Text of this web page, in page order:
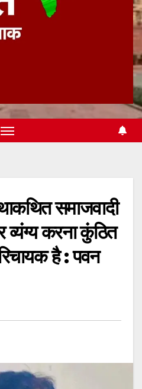
समाजवादी
व्यंग्य करना कुंठित
है : पवन